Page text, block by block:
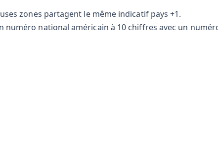
zones partagent le même indicatif pays +1.
numéro national américain à 10 chiffres avec un